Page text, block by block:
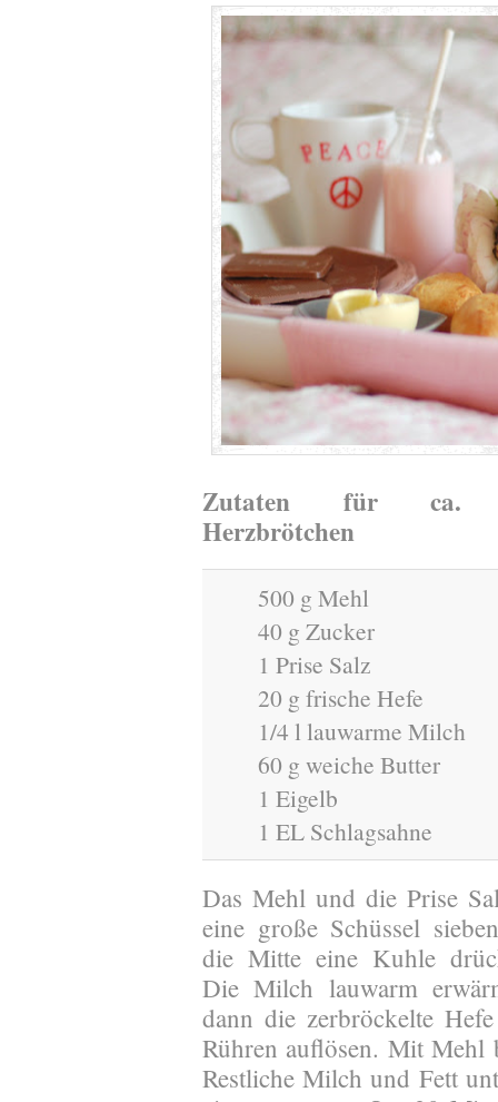
Zutaten für ca.
Herzbrötchen
500 g Mehl
40 g Zucker
1 Prise Salz
20 g frische Hefe
1/4 l lauwarme Milch
60 g weiche Butter
1 Eigelb
1 EL Schlagsahne
Das Mehl und die Prise
eine große Schüssel
die Mitte eine Kuhle
Die Milch lauwarm
dann die zerbröckelte
Rühren auflösen. Mit Mehl
Restliche Milch und Fett